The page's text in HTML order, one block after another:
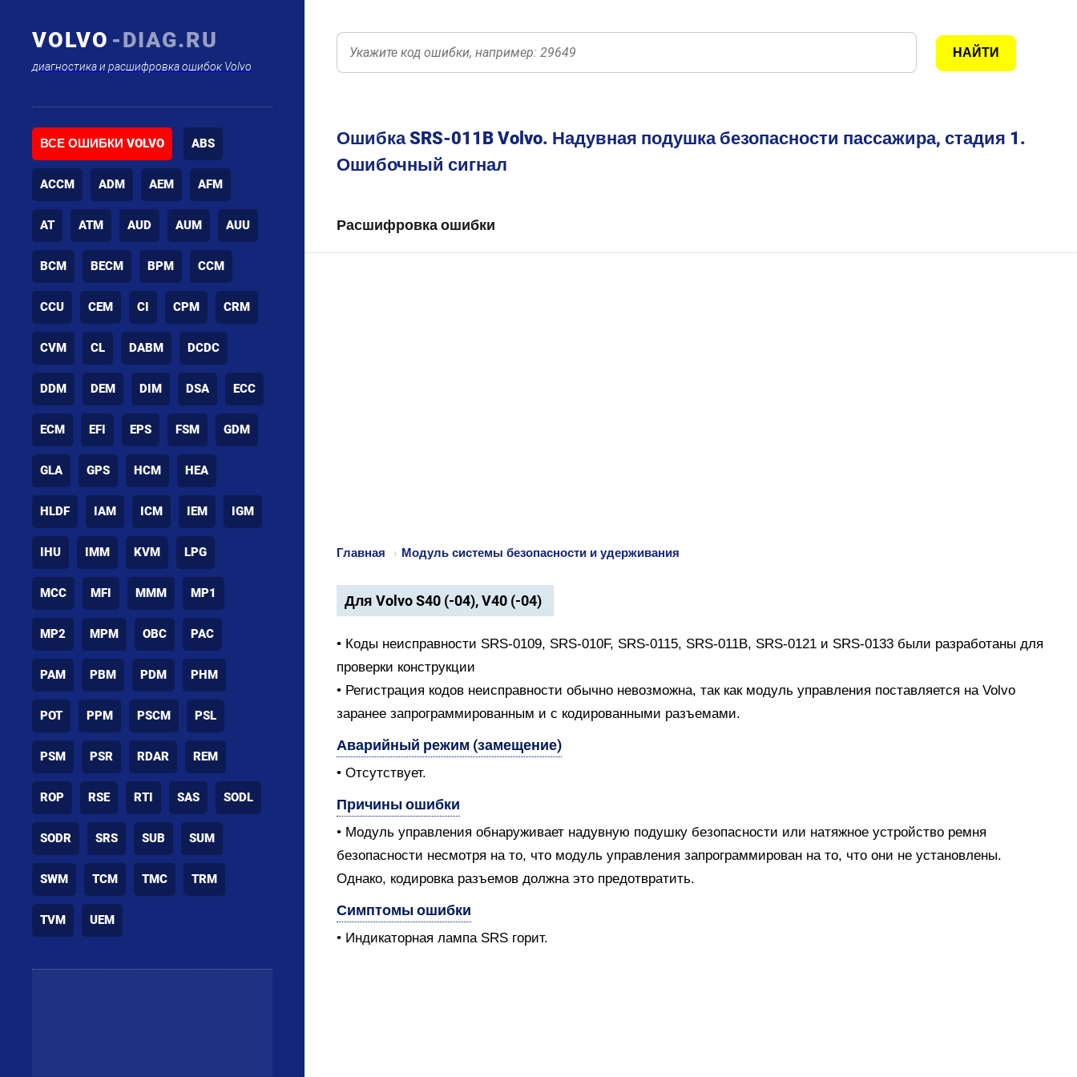
VOLVO -DIAG.RU
диагностика и расшифровка ошибок Volvo
ВСЕ ОШИБКИ VOLVO ABS
ACCM ADM AEM AFM
AT ATM AUD AUM AUU
BCM BECM BPM CCM
CCU CEM CI CPM CRM
CVM CL DABM DCDC
DDM DEM DIM DSA ECC
ECM EFI EPS FSM GDM
GLA GPS HCM HEA
HLDF IAM ICM IEM IGM
IHU IMM KVM LPG
MCC MFI MMM MP1
MP2 MPM OBC PAC
PAM PBM PDM PHM
POT PPM PSCM PSL
PSM PSR RDAR REM
ROP RSE RTI SAS SODL
SODR SRS SUB SUM
SWM TCM TMC TRM
TVM UEM
Ошибка SRS-011B Volvo. Надувная подушка безопасности пассажира, стадия 1.
Ошибочный сигнал
Расшифровка ошибки
Главная › Модуль системы безопасности и удерживания
Для Volvo S40 (-04), V40 (-04)
• Коды неисправности SRS-0109, SRS-010F, SRS-0115, SRS-011B, SRS-0121 и SRS-0133 были разработаны для
проверки конструкции
• Регистрация кодов неисправности обычно невозможна, так как модуль управления поставляется на Volvo
заранее запрограммированным и с кодированными разъемами.
Аварийный режим (замещение)
• Отсутствует.
Причины ошибки
• Модуль управления обнаруживает надувную подушку безопасности или натяжное устройство ремня
безопасности несмотря на то, что модуль управления запрограммирован на то, что они не установлены.
Однако, кодировка разъемов должна это предотвратить.
Симптомы ошибки
• Индикаторная лампа SRS горит.